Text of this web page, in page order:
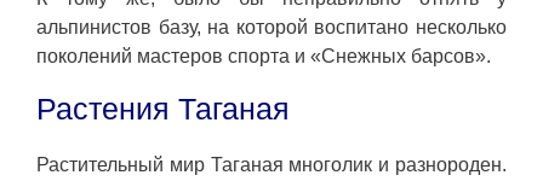
альпинистов базу, на которой воспитано несколько
поколений мастеров спорта и «Снежных барсов».
Растения Таганая
Растительный мир Таганая многолик и разнороден.